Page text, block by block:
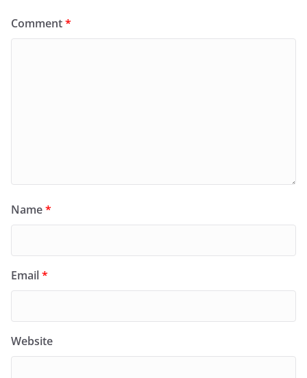
Comment*
Name*
Email*
Website